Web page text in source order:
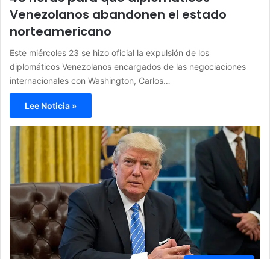
Venezolanos abandonen el estado
norteamericano
Este miércoles 23 se hizo oficial la expulsión de los
diplomáticos Venezolanos encargados de las negociaciones
internacionales con Washington, Carlos…
Lee Noticia »